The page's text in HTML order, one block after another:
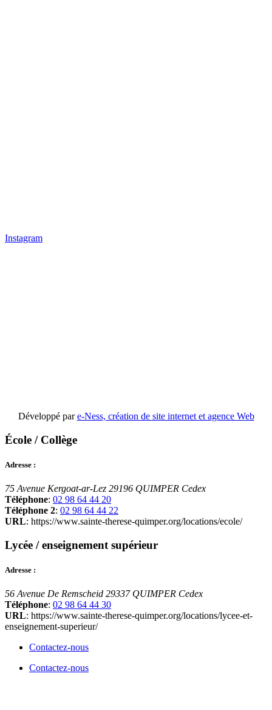
Instagram
Développé pare-Ness, création de site internet et agence Web
École / Collège
Adresse :
75 Avenue Kergoat-ar-Lez 29196 QUIMPER Cedex
Téléphone: 02 98 64 44 20
Téléphone 2: 02 98 64 44 22
URL: https://www.sainte-therese-quimper.org/locations/ecole/
Lycée / enseignement supérieur
Adresse :
56 Avenue De Remscheid 29337 QUIMPER Cedex
Téléphone: 02 98 64 44 30
URL: https://www.sainte-therese-quimper.org/locations/lycee-et-
enseignement-superieur/
Contactez-nous
Contactez-nous